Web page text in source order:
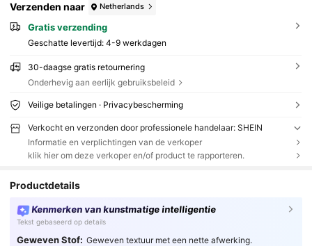
Verzenden naar Netherlands
Gratis verzending
Geschatte levertijd: 4-9 werkdagen
30-daagse gratis retournering
Onderhevig aan eerlijk gebruiksbeleid
Veilige betalingen · Privacybescherming
Verkocht en verzonden door professionele handelaar: SHEIN
Informatie en verplichtingen van de verkoper
klik hier om deze verkoper en/of product te rapporteren.
Productdetails
Kenmerken van kunstmatige intelligentie
Tekst gebaseerd op details
Geweven Stof: Geweven textuur met een nette afwerking.